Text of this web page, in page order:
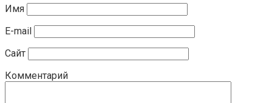
Имя
E-mail
Сайт
Комментарий